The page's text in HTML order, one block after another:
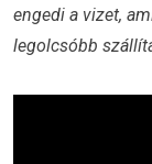
engedi a vizet,
legolcsóbb